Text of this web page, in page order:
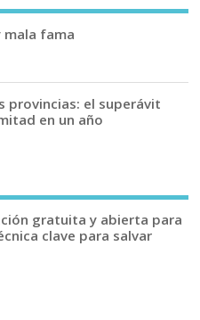
mala fama
provincias: el superávit
en un año
gratuita y abierta para
clave para salvar